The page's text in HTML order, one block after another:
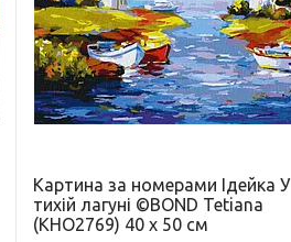
Картина за номерами Ідейка У
тихій лагуні ©BOND Tetiana
(KHO2769) 40 х 50 см